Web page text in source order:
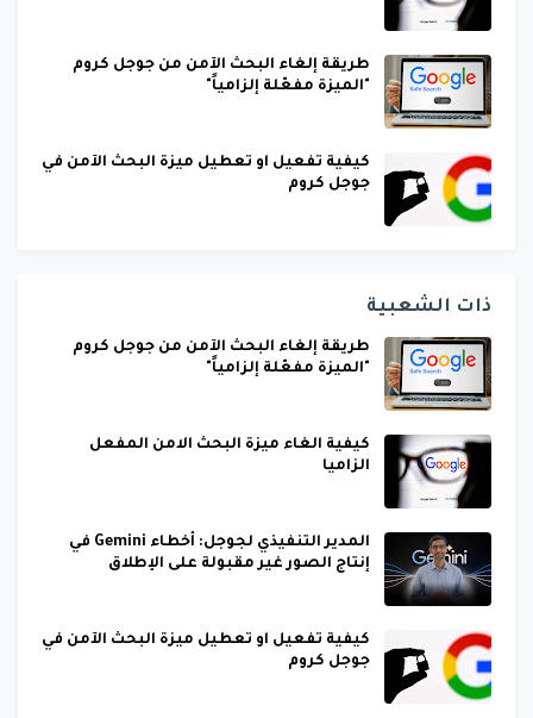
طريقة إلغاء البحث الآمن من جوجل كروم
"الميزة مفعّلة إلزامياً"
كيفية تفعيل او تعطيل ميزة البحث الآمن في
جوجل كروم
ذات الشعبية
طريقة إلغاء البحث الآمن من جوجل كروم
"الميزة مفعّلة إلزامياً"
كيفية الغاء ميزة البحث الامن المفعل
الزاميا
المدير التنفيذي لجوجل: أخطاء Gemini في
إنتاج الصور غير مقبولة على الإطلاق
كيفية تفعيل او تعطيل ميزة البحث الآمن في
جوجل كروم